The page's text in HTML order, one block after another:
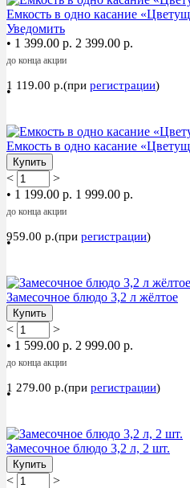
Емкость в одно касание
Уведомить
• 1 399.00 р. 2 399.00 р.
до конца акции
1 119.00 р.(при регистрации)
•
Емкость в одно касание
Купить
<
>
• 1 199.00 р. 1 999.00 р.
до конца акции
959.00 р.(при регистрации)
•
Замесочное блюдо 3,2 л жёлтое
Купить
<
>
• 1 599.00 р. 2 999.00 р.
до конца акции
1 279.00 р.(при регистрации)
•
Замесочное блюдо 3,2 л, 2 шт.
Купить
<
>